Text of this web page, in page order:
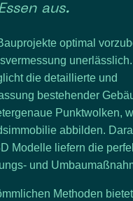
aus.
optimal
unerlässlich.
die detaillierte und
bestehender
Punktwolken,
abbilden.
Modelle liefern die
und
Methoden bietet